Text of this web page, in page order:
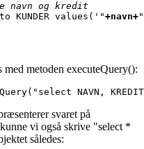
navn og kredit
KUNDER values('"+navn+
metoden executeQuery():
NAVN,
svaret på
vi også skrive "select *
således: